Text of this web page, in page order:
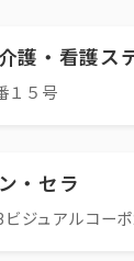
護・看護ス
１５号
・セラ
ジュアルコー